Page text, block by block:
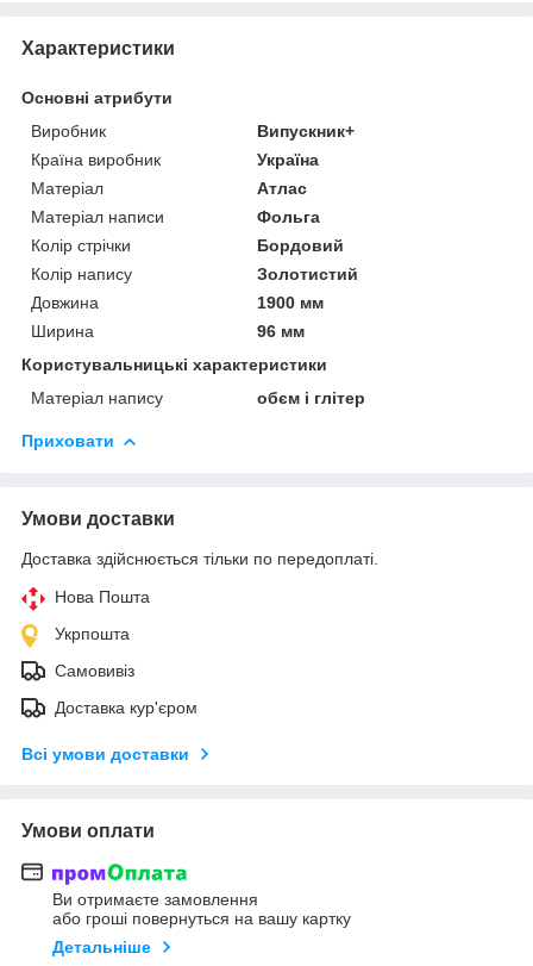
Характеристики
Основні атрибути
Виробник
Випускник+
Країна виробник
Україна
Матеріал
Атлас
Матеріал написи
Фольга
Колір стрічки
Бордовий
Колір напису
Золотистий
Довжина
1900 мм
Ширина
96 мм
Користувальницькі характеристики
Матеріал напису
обєм і глітер
Приховати
Умови доставки
Доставка здійснюється тільки по передоплаті.
Нова Пошта
Укрпошта
Самовивіз
Доставка кур'єром
Всі умови доставки
Умови оплати
Ви отримаєте замовлення
або гроші повернуться на вашу картку
Детальніше